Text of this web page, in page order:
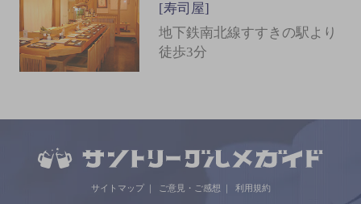
[寿司屋]
地下鉄南北線すすきの駅より
徒歩3分
サイトマップ ご意見・ご感想 利用規約